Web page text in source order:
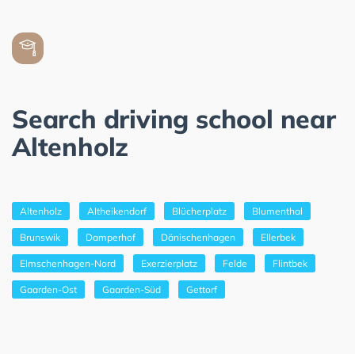
Search driving school near
Altenholz
Altenholz Altheikendorf Blücherplatz Blumenthal
Brunswik Damperhof Dänischenhagen Ellerbek
Elmschenhagen-Nord Exerzierplatz Felde Flintbek
Gaarden-Ost Gaarden-Süd Gettorf